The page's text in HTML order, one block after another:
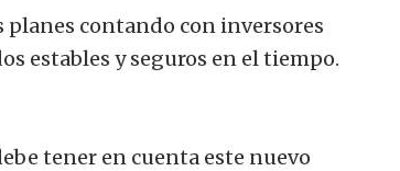
contando con inversores
estables y seguros en el tiempo.
tener en cuenta este nuevo